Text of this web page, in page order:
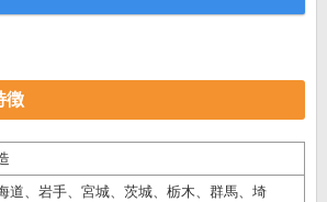
徴
道、岩手、宮城、茨城、栃木、群馬、埼